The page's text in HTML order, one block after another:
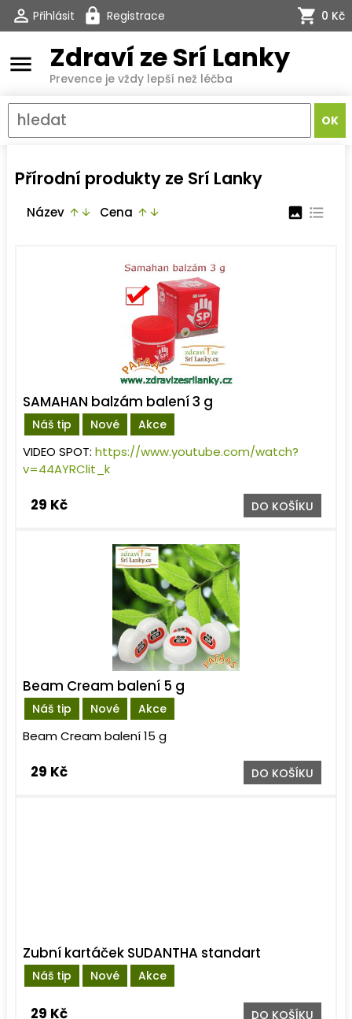
Přihlásit Registrace 0 Kč
menu Zdraví ze Srí Lanky
Prevence je vždy lepší než léčba
Přírodní produkty ze Srí Lanky
Název arrow_upward arrow_downward Cena arrow_upward arrow_downward image format_list_bulleted
Náš tip Nové Akce
SAMAHAN balzám balení 3 g
VIDEO SPOT:https://www.youtube.com/watch?
v=44AYRClit_k
29 Kč DO KOŠÍKU
Náš tip Nové Akce
Beam Cream balení 5 g
Beam Cream balení 15 g
29 Kč DO KOŠÍKU
Náš tip Nové Akce
Zubní kartáček SUDANTHA standart
29 Kč DO KOŠÍKU